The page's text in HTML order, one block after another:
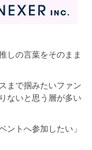
しの言葉をそのまま
まで掴みたいファン
ないと思う層が多い
ントへ参加したい」